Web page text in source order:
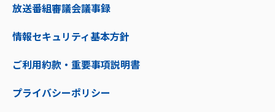
放送番組審議会議事録
情報セキュリティ基本方針
ご利用約款・重要事項説明書
プライバシーポリシー